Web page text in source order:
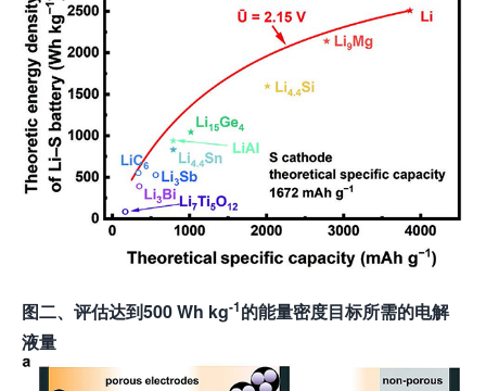
图二、评估达到500 Wh kg-1的能量密度目标所需的电解
液量